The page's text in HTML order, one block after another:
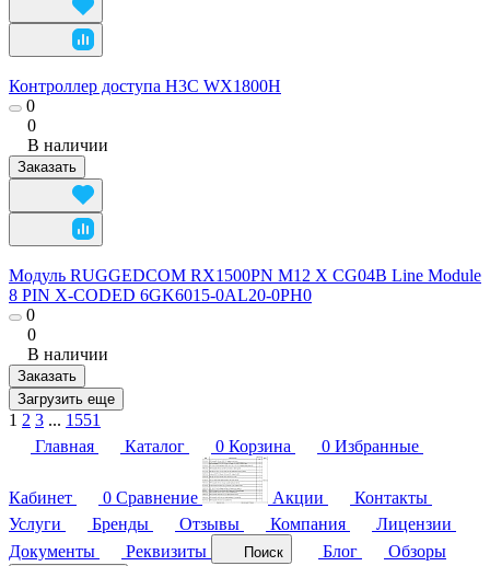
Контроллер доступа H3C WX1800H
0
0
В наличии
Заказать
Модуль RUGGEDCOM RX1500PN M12 X CG04B Line Module
8 PIN X-CODED 6GK6015-0AL20-0PH0
0
0
В наличии
Заказать
Загрузить еще
1 2 3 ... 1551
Главная
Каталог 0 Корзина 0 Избранные
Кабинет 0 Сравнение Акции
Контакты
Услуги
Бренды Отзывы Компания
Лицензии
Документы
Реквизиты Поиск Блог Обзоры